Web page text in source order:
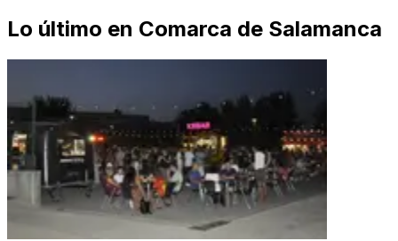
Lo último en Comarca de Salamanca